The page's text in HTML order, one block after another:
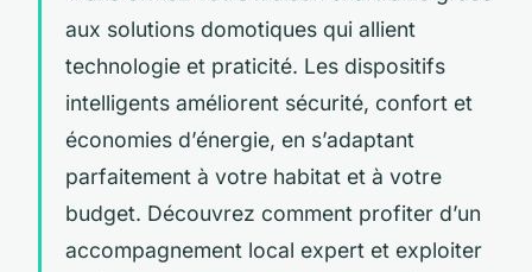
aux solutions domotiques qui allient
technologie et praticité. Les dispositifs
intelligents améliorent sécurité, confort et
économies d’énergie, en s’adaptant
parfaitement à votre habitat et à votre
budget. Découvrez comment profiter d’un
accompagnement local expert et exploiter